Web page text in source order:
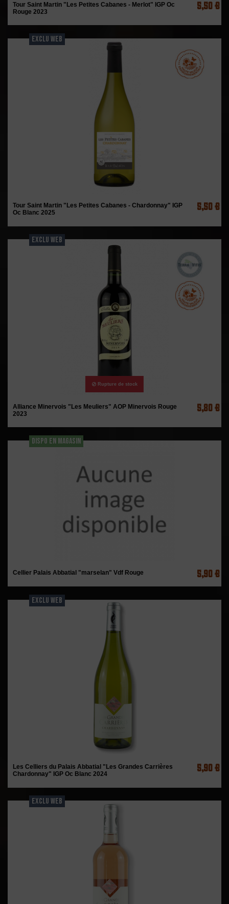
Tour Saint Martin "Les Petites Cabanes - Merlot" IGP Oc
Rouge 2023
5,50 €
EXCLU WEB
Tour Saint Martin "Les Petites Cabanes - Chardonnay" IGP
Oc Blanc 2025
5,50 €
EXCLU WEB
Rupture de stock
Alliance Minervois "Les Meuliers" AOP Minervois Rouge
2023
5,80 €
DISPO EN MAGASIN
Cellier Palais Abbatial "marselan" Vdf Rouge 5,90 €
EXCLU WEB
Les Celliers du Palais Abbatial "Les Grandes Carrières
Chardonnay" IGP Oc Blanc 2024
5,90 €
EXCLU WEB